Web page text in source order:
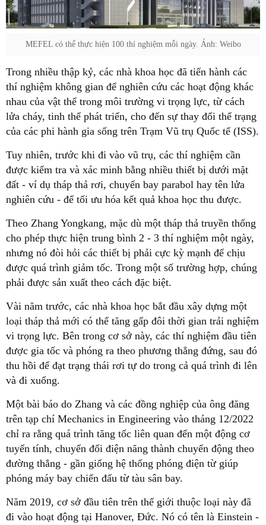
MEFEL có thể thực hiện 100 thí nghiệm mỗi ngày. Ảnh: Weibo
Trong nhiều thập kỷ, các nhà khoa học đã tiến hành các
thí nghiệm không gian để nghiên cứu các hoạt động khác
nhau của vật thể trong môi trường vi trọng lực, từ cách
lửa cháy, tinh thể phát triển, cho đến sự thay đổi thể trạng
của các phi hành gia sống trên Trạm Vũ trụ Quốc tế (ISS).
Tuy nhiên, trước khi đi vào vũ trụ, các thí nghiệm cần
được kiểm tra và xác minh bằng nhiều thiết bị dưới mặt
đất - ví dụ tháp thả rơi, chuyến bay parabol hay tên lửa
nghiên cứu - để tối ưu hóa kết quả khoa học thu được.
Theo Zhang Yongkang, mặc dù một tháp thả truyền thống
cho phép thực hiện trung bình 2 - 3 thí nghiệm một ngày,
nhưng nó đòi hỏi các thiết bị phải cực kỳ mạnh để chịu
được quá trình giảm tốc. Trong một số trường hợp, chúng
phải được sản xuất theo cách đặc biệt.
Vài năm trước, các nhà khoa học bắt đầu xây dựng một
loại tháp thả mới có thể tăng gấp đôi thời gian trải nghiệm
vi trọng lực. Bên trong cơ sở này, các thí nghiệm đầu tiên
được gia tốc và phóng ra theo phương thẳng đứng, sau đó
thu hồi để đạt trạng thái rơi tự do trong cả quá trình đi lên
và đi xuống.
Một bài báo do Zhang và các đồng nghiệp của ông đăng
trên tạp chí Mechanics in Engineering vào tháng 12/2022
chỉ ra rằng quá trình tăng tốc liên quan đến một động cơ
tuyến tính, chuyển đổi điện năng thành chuyển động theo
đường thẳng - gần giống hệ thống phóng điện từ giúp
phóng máy bay chiến đấu từ tàu sân bay.
Năm 2019, cơ sở đầu tiên trên thế giới thuộc loại này đã
đi vào hoạt động tại Hanover, Đức. Nó có tên là Einstein -